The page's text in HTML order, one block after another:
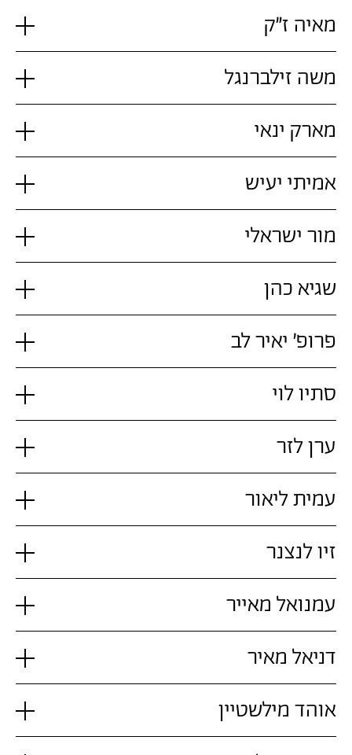
מאיה ז"ק
משה זילברנגל
מארק ינאי
אמיתי יעיש
מור ישראלי
שגיא כהן
פרופ' יאיר לב
סתיו לוי
ערן לזר
עמית ליאור
זיו לנצנר
עמנואל מאייר
דניאל מאיר
אוהד מילשטיין